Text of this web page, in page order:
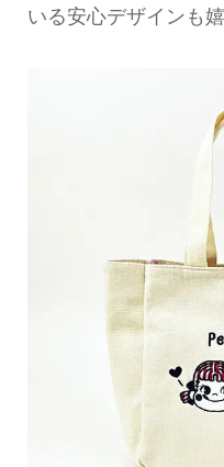
いる安心デザインも